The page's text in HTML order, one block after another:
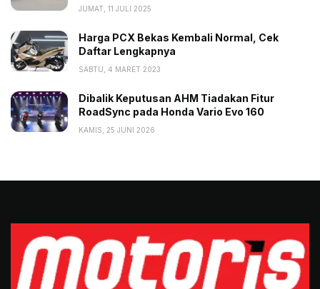
JUMAT, 11 JULI 2025
Harga PCX Bekas Kembali Normal, Cek
Daftar Lengkapnya
SABTU, 4 MARET 2023
Dibalik Keputusan AHM Tiadakan Fitur
RoadSync pada Honda Vario Evo 160
KAMIS, 25 JUNI 2026